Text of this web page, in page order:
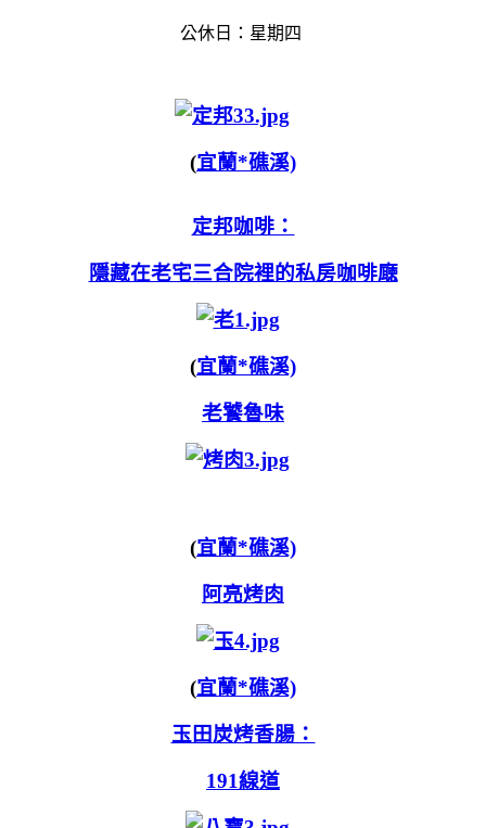
公休日：星期四
(宜蘭*礁溪)
定邦咖啡：
隱藏在老宅三合院裡的私房咖啡廰
(宜蘭*礁溪)
老饕魯味
(宜蘭*礁溪)
阿亮烤肉
(宜蘭*礁溪)
玉田炭烤香腸：
191線道